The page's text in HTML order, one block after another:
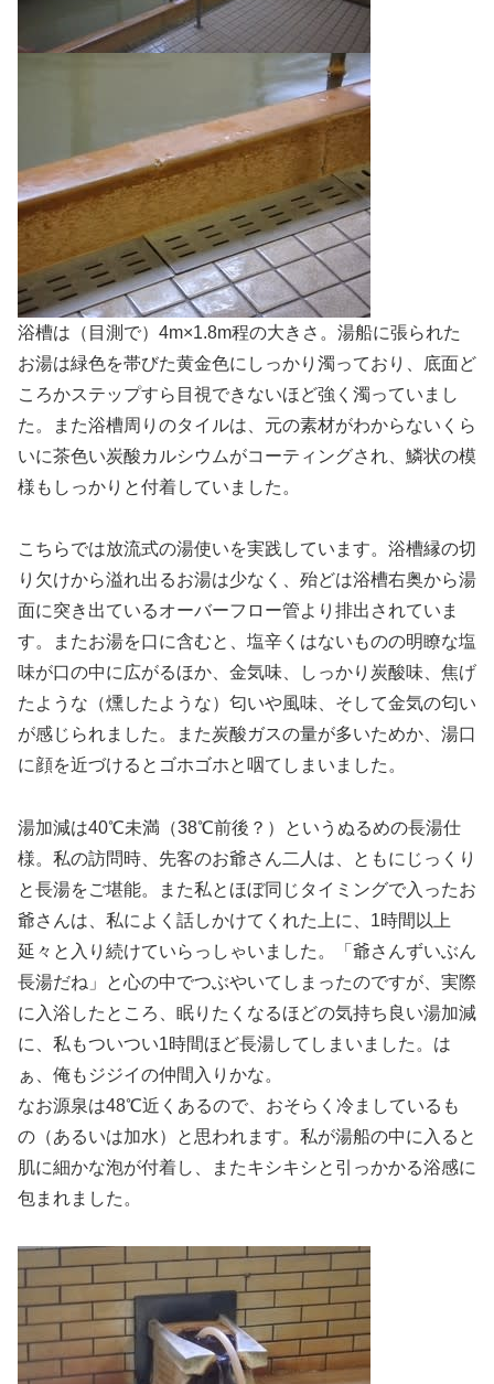
浴槽は（目測で）4m×1.8m程の大きさ。湯船に張られた
お湯は緑色を帯びた黄金色にしっかり濁っており、底面ど
ころかステップすら目視できないほど強く濁っていまし
た。また浴槽周りのタイルは、元の素材がわからないくら
いに茶色い炭酸カルシウムがコーティングされ、鱗状の模
様もしっかりと付着していました。
こちらでは放流式の湯使いを実践しています。浴槽縁の切
り欠けから溢れ出るお湯は少なく、殆どは浴槽右奥から湯
面に突き出ているオーバーフロー管より排出されていま
す。またお湯を口に含むと、塩辛くはないものの明瞭な塩
味が口の中に広がるほか、金気味、しっかり炭酸味、焦げ
たような（燻したような）匂いや風味、そして金気の匂い
が感じられました。また炭酸ガスの量が多いためか、湯口
に顔を近づけるとゴホゴホと咽てしまいました。
湯加減は40℃未満（38℃前後？）というぬるめの長湯仕
様。私の訪問時、先客のお爺さん二人は、ともにじっくり
と長湯をご堪能。また私とほぼ同じタイミングで入ったお
爺さんは、私によく話しかけてくれた上に、1時間以上
延々と入り続けていらっしゃいました。「爺さんずいぶん
長湯だね」と心の中でつぶやいてしまったのですが、実際
に入浴したところ、眠りたくなるほどの気持ち良い湯加減
に、私もついつい1時間ほど長湯してしまいました。は
ぁ、俺もジジイの仲間入りかな。
なお源泉は48℃近くあるので、おそらく冷ましているも
の（あるいは加水）と思われます。私が湯船の中に入ると
肌に細かな泡が付着し、またキシキシと引っかかる浴感に
包まれました。